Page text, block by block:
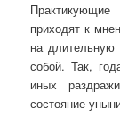
Практикующие
приходят к
на
собой. Так,
иных
состояние